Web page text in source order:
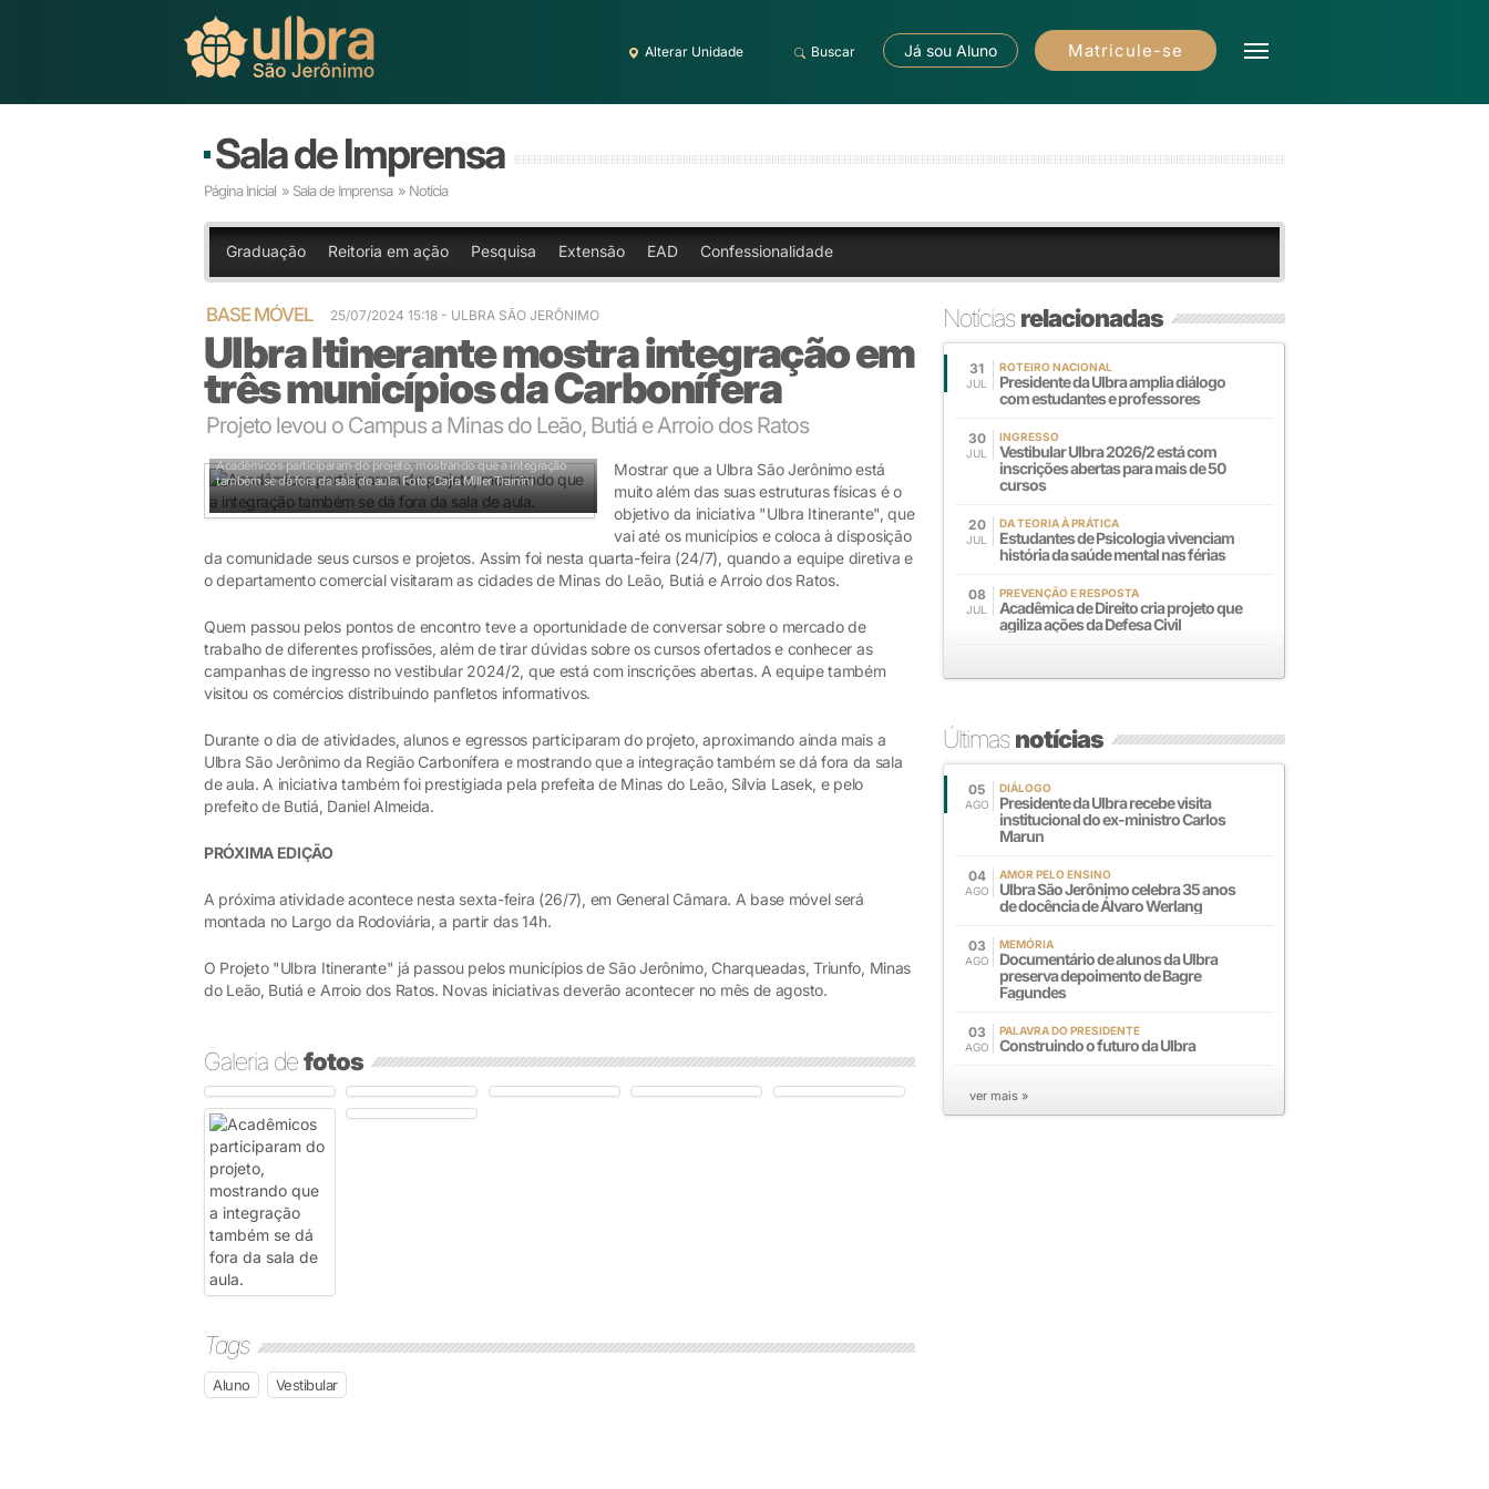
Alterar Unidade Buscar Já sou Aluno Matricule-se
Sala de Imprensa
Página Inicial » Sala de Imprensa » Notícia
Graduação Reitoria em ação Pesquisa Extensão EAD Confessionalidade
BASE MÓVEL 25/07/2024 15:18 - ULBRA SÃO JERÔNIMO
Ulbra Itinerante mostra integração em
três municípios da Carbonífera
Projeto levou o Campus a Minas do Leão, Butiá e Arroio dos Ratos
Acadêmicos participaram do projeto, mostrando que a integração
também se dá fora da sala de aula.Foto: Carla Miller Trainini
Mostrar que a Ulbra São Jerônimo está
muito além das suas estruturas físicas é o
objetivo da iniciativa "Ulbra Itinerante", que
vai até os municípios e coloca à disposição
da comunidade seus cursos e projetos. Assim foi nesta quarta-feira (24/7), quando a equipe diretiva e
o departamento comercial visitaram as cidades de Minas do Leão, Butiá e Arroio dos Ratos.
Quem passou pelos pontos de encontro teve a oportunidade de conversar sobre o mercado de
trabalho de diferentes profissões, além de tirar dúvidas sobre os cursos ofertados e conhecer as
campanhas de ingresso no vestibular 2024/2, que está com inscrições abertas. A equipe também
visitou os comércios distribuindo panfletos informativos.
Durante o dia de atividades, alunos e egressos participaram do projeto, aproximando ainda mais a
Ulbra São Jerônimo da Região Carbonífera e mostrando que a integração também se dá fora da sala
de aula. A iniciativa também foi prestigiada pela prefeita de Minas do Leão, Sílvia Lasek, e pelo
prefeito de Butiá, Daniel Almeida.
PRÓXIMA EDIÇÃO
A próxima atividade acontece nesta sexta-feira (26/7), em General Câmara. A base móvel será
montada no Largo da Rodoviária, a partir das 14h.
O Projeto "Ulbra Itinerante" já passou pelos municípios de São Jerônimo, Charqueadas, Triunfo, Minas
do Leão, Butiá e Arroio dos Ratos. Novas iniciativas deverão acontecer no mês de agosto.
Galeria defotos
Tags
Aluno Vestibular
Notíciasrelacionadas
31
JUL
ROTEIRO NACIONAL
Presidente da Ulbra amplia diálogo
com estudantes e professores
30
JUL
INGRESSO
Vestibular Ulbra 2026/2 está com
inscrições abertas para mais de 50
cursos
20
JUL
DA TEORIA À PRÁTICA
Estudantes de Psicologia vivenciam
história da saúde mental nas férias
08
JUL
PREVENÇÃO E RESPOSTA
Acadêmica de Direito cria projeto que
agiliza ações da Defesa Civil
Últimasnotícias
05
AGO
DIÁLOGO
Presidente da Ulbra recebe visita
institucional do ex-ministro Carlos
Marun
04
AGO
AMOR PELO ENSINO
Ulbra São Jerônimo celebra 35 anos
de docência de Álvaro Werlang
03
AGO
MEMÓRIA
Documentário de alunos da Ulbra
preserva depoimento de Bagre
Fagundes
03
AGO
PALAVRA DO PRESIDENTE
Construindo o futuro da Ulbra
ver mais »